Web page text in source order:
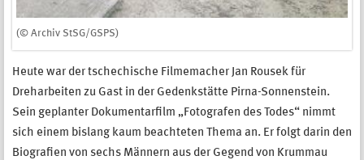
(© Archiv StSG/GSPS)
Heute war der tschechische Filmemacher Jan Rousek für
Dreharbeiten zu Gast in der Gedenkstätte Pirna-Sonnenstein.
Sein geplanter Dokumentarfilm „Fotografen des Todes“ nimmt
sich einem bislang kaum beachteten Thema an. Er folgt darin den
Biografien von sechs Männern aus der Gegend von Krummau